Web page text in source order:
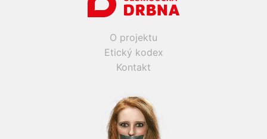
O projektu
Etický kodex
Kontakt